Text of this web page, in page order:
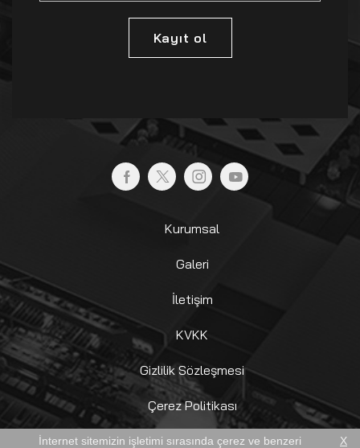
Kayıt ol
Kurumsal
Galeri
İletişim
KVKK
Gizlilik Sözleşmesi
Çerez Politikası
Aydınlatma Metni X
İnternet sitemizin işletimi sırasında çerez ve benzeri